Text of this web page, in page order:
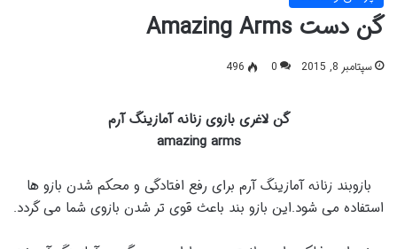
گن دست Amazing Arms
سپتامبر 8, 2015 0
496
گن لاغری بازوی زنانه آمازینگ آرم
amazing arms
بازوبند زنانه آمازینگ آرم برای رفع افتادگی و محکم شدن بازو ها
استفاده می شود.این بازو بند باعث قوی تر شدن بازوی شما می گردد.